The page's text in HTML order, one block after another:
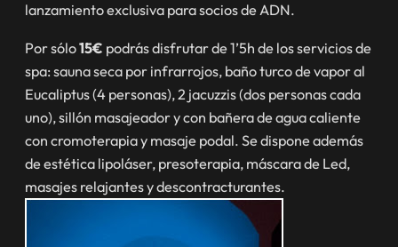
lanzamiento exclusiva para socios de ADN.
Por sólo15€ podrás disfrutar de 1’5h de los servicios de
spa: sauna seca por infrarrojos, baño turco de vapor al
Eucaliptus (4 personas), 2 jacuzzis (dos personas cada
uno), sillón masajeador y con bañera de agua caliente
con cromoterapia y masaje podal. Se dispone además
de estética lipoláser, presoterapia, máscara de Led,
masajes relajantes y descontracturantes.